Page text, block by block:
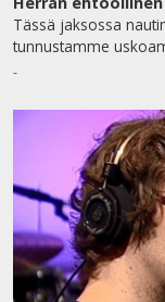
Tässä jaksossa
tunnustamme
-